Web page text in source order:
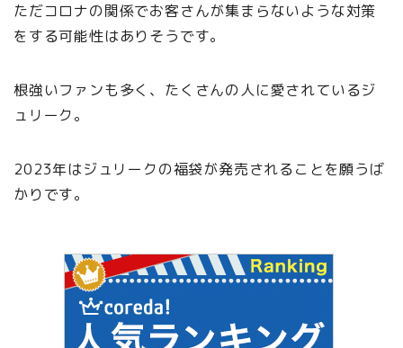
ただコロナの関係でお客さんが集まらないような対策
をする可能性はありそうです。
根強いファンも多く、たくさんの人に愛されているジ
ュリーク。
2023年はジュリークの福袋が発売されることを願うば
かりです。